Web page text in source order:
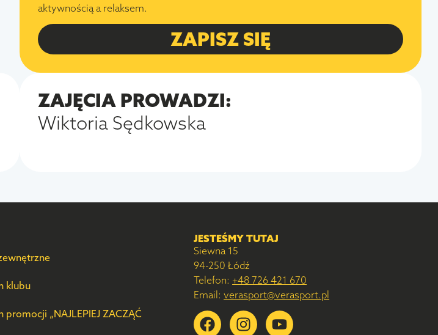
aktywnością a relaksem.
ZAPISZ SIĘ
ZAJĘCIA PROWADZI:
Wiktoria Sędkowska
klubu
promocji „NAJLEPIEJ ZACZĄĆ
JESTEŚMY TUTAJ
Siewna 15
94-250 Łódź
Telefon:+48 726 421 670
Email:verasport@verasport.pl